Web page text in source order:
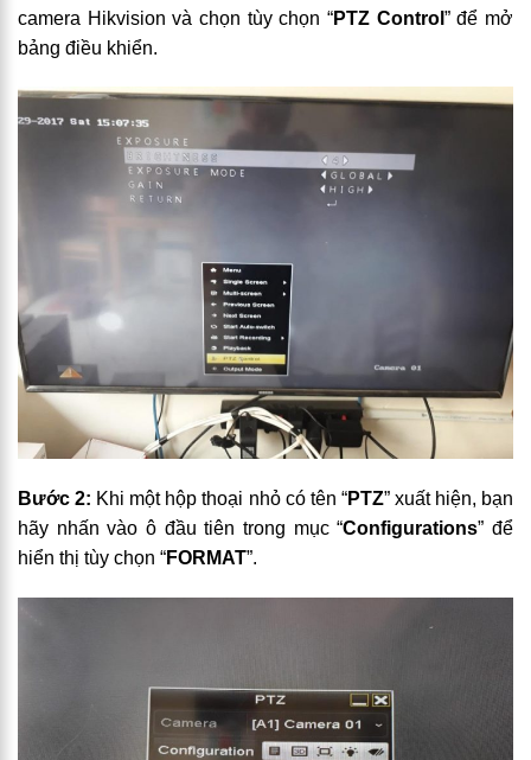
camera Hikvision và chọn tùy chọn “PTZ Control ” để mở
bảng điều khiển.
Bước 2: Khi một hộp thoại nhỏ có tên “PTZ” xuất hiện, bạn
hãy nhấn vào ô đầu tiên trong mục “Configurations” để
hiển thị tùy chọn “FORMAT”.